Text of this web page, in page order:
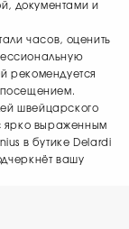
документами и
часов, оценить
рекомендуется
посещением.
швейцарского
ярко выраженным
в бутике Delardi
вашу